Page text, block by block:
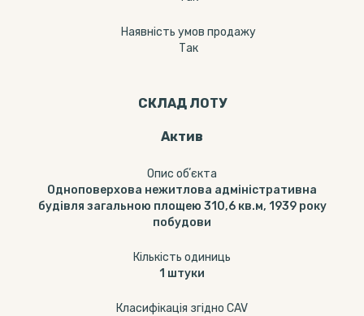
Наявність умов продажу
Так
СКЛАД ЛОТУ
Актив
Опис обʼєкта
Одноповерхова нежитлова адміністративна
будівля загальною площею 310,6 кв.м, 1939 року
побудови
Кількість одиниць
1 штуки
Класифікація згідно CAV